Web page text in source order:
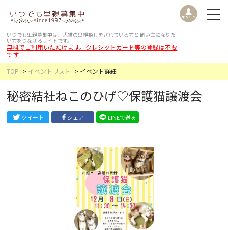
いつでも里親募集中は、犬猫の里親探しをされている方と 飼い主になりた
い方をつなげるサイトです。
無料でご利用いただけます。クレジットカード等の登録は不要
です
TOP
イベントリスト イベント詳細
秘密結社ねこのひげ♡保護猫譲渡会
ツイート シェア LINEで送る